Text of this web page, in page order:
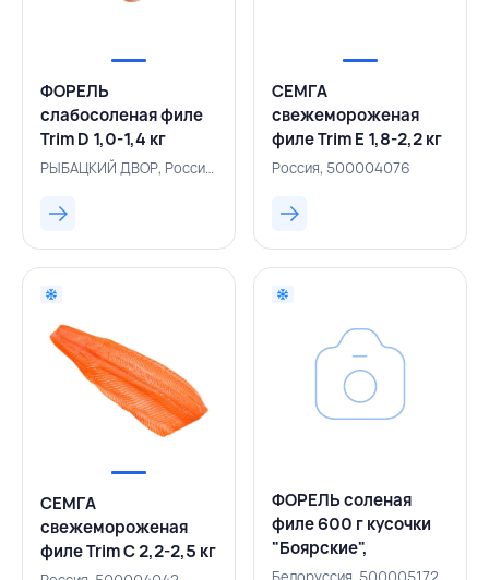
ФОРЕЛЬ
слабосоленая филе
Trim D 1,0-1,4 кг
вакуумная упаковка,
РОССИЯ
РЫБАЦКИЙ ДВОР, Россия, 500000732
СЕМГА
свежемороженая
филе Trim E 1,8-2,2 кг
вакуумная упаковка,
Россия, 500004076
СЕМГА
свежемороженая
филе Trim C 2,2-2,5 кг
вакуумная упаковка,
ФОРЕЛЬ соленая
филе 600 г кусочки
"Боярские",
БЕЛАРУСЬ